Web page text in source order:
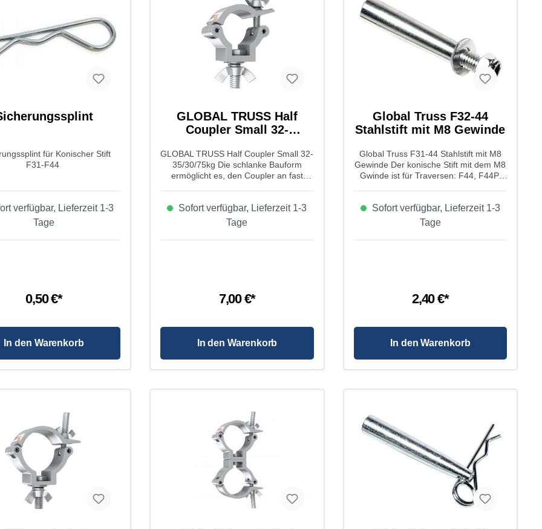
für Konischer Stift
F31-F44
verfügbar, Lieferzeit 1-3
Tage
0,50 €*
In den Warenkorb
GLOBAL TRUSS Half
Coupler Small 32-
GLOBAL TRUSS Half Coupler Small 32-
35/30/75kg Die schlanke Bauform
ermöglicht es, den Coupler an fast
die ideale Wahl. Er wurde speziell für
Traversen mit 32-35mm Gurtrohr
entwickelt. Eigenschaften von GLOBAL
TRUSS Half Coupler Small 32-
DIN EN 13814:2004 Material:
Aluminium 6061 T6 Schließe: M8
Flügelmutter, Sprengring,
Unterlagsscheibe Breite: 30 mm
Sofort verfügbar, Lieferzeit 1-3
Tage
7,00 €*
In den Warenkorb
Global Truss F32-44
Stahlstift mit M8 Gewinde
Global Truss F31-44 Stahlstift mit M8
Gewinde Der konische Stift mit dem M8
Gwinde ist für Traversen: F44, F44P,
geeignet. Eigenschaften von Global
Truss F31-44 Stahlstift mit M8
zum verschrauben
Sofort verfügbar, Lieferzeit 1-3
Tage
2,40 €*
In den Warenkorb